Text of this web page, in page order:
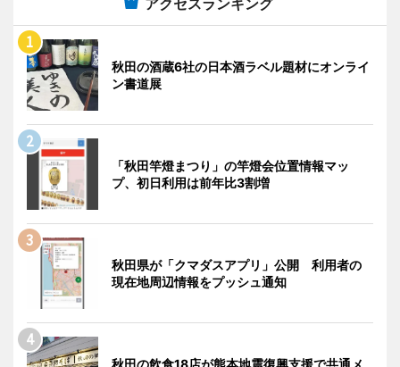
秋田の酒蔵6社の日本酒ラベル題材にオンライ
ン書道展
「秋田竿燈まつり」の竿燈会位置情報マッ
プ、初日利用は前年比3割増
秋田県が「クマダスアプリ」公開 利用者の
現在地周辺情報をプッシュ通知
秋田の飲食18店が熊本地震復興支援で共通メ